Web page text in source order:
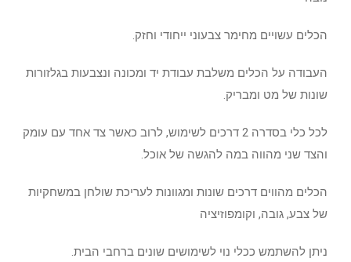
הכלים עשויים מחימר צבעוני ייחודי וחזק.
העבודה על הכלים משלבת עבודת יד ומכונה ונצבעות בגלזורות
שונות של מט ומבריק.
לכל כלי בסדרה 2 דרכים לשימוש, לרוב כאשר צד אחד עם עומק
והצד שני מהווה במה להגשה של אוכל.
הכלים מהווים דרכים שונות ומגוונות לעריכת שולחן במשחקיות
של צבע, גובה, וקומפוזיציה
ניתן להשתמש ככלי נוי לשימושים שונים ברחבי הבית.